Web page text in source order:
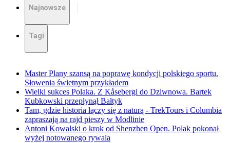
Najnowsze
Tagi
Master Plany szansą na poprawę kondycji polskiego sportu.
Słowenia świetnym przykładem
Wielki sukces Polaka. Z Kåsebergi do Dziwnowa. Bartek
Kubkowski przepłynął Bałtyk
Tam, gdzie historia łączy się z naturą - TrekTours i Columbia
zapraszają na rajd pieszy w Modlinie
Antoni Kowalski o krok od Shenzhen Open. Polak pokonał
wyżej notowanego rywala